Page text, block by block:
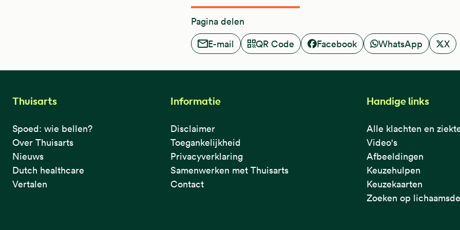
Pagina delen
E-mail
QR Code Facebook WhatsApp X
Thuisarts
Spoed: wie bellen?
Over Thuisarts
Nieuws
Dutch healthcare
Vertalen
Informatie
Disclaimer
Toegankelijkheid
Privacyverklaring
Samenwerken met Thuisarts
Contact
Handige links
Alle klachten en
Video's
Afbeeldingen
Keuzehulpen
Keuzekaarten
Zoeken op